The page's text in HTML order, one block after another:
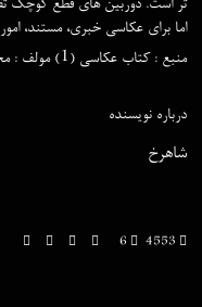
ﺗﺮ اﺳﺖ. دورﺑﻴﻦ ﻫﺎی ﻗﻄﻊ ﮐﻮﭼﮏ
اﻣﺎ ﺑﺮای ﻋﮑﺎﺳﯽ ﺧﺒﺮی، ﻣﺴﺘﻨﺪ،
منبع : کتاب عکاسی (1) مولف : محمد غفوری
درباره نویسنده
شاهرخ
4553
6